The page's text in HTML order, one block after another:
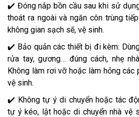
✔️ Đóng nắp bồn cầu sau khi sử
thoát ra ngoài và ngăn côn trùng
không gian sạch sẽ, vệ sinh.
✔️ Bảo quản các thiết bị đi kèm:
rửa tay, gương… đúng cách, nhẹ
Không làm rơi vỡ hoặc làm hỏng các
vệ sinh.
✔️ Không tự ý di chuyển hoặc tác
tự ý kéo, lật hoặc di chuyển nhà vệ